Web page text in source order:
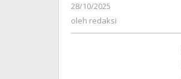
28/10/2025
redaksi
oleh redaksi